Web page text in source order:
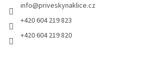
info@priveskynaklice.cz
+420 604 219 823
+420 604 219 820